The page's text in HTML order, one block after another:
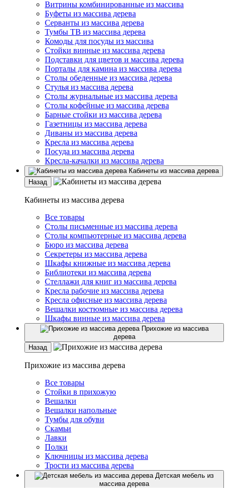
Витрины комбинированные из массива
Буфеты из массива дерева
Серванты из массива дерева
Тумбы ТВ из массива дерева
Комоды для посуды из массива
Стойки винные из массива дерева
Подставки для цветов и массива дерева
Порталы для камина из массива дерева
Столы обеденные из массива дерева
Стулья из массива дерева
Столы журнальные из массива дерева
Столы кофейные из массива дерева
Барные стойки из массива дерева
Газетницы из массива дерева
Диваны из массива дерева
Кресла из массива дерева
Посуда из массива дерева
Кресла-качалки из массива дерева
Кабинеты из массива дерева
Назад
Кабинеты из массива дерева
Все товары
Столы письменные из массива дерева
Столы компьютерные из массива дерева
Бюро из массива дерева
Секретеры из массива дерева
Шкафы книжные из массива дерева
Библиотеки из массива дерева
Стеллажи для книг из массива дерева
Кресла рабочие из массива дерева
Кресла офисные из массива дерева
Вешалки костюмные из массива дерева
Шкафы винные из массива дерева
Прихожие из массива
дерева
Назад
Прихожие из массива дерева
Все товары
Стойки в прихожую
Вешалки
Вешалки напольные
Тумбы для обуви
Скамьи
Лавки
Полки
Ключницы из массива дерева
Трости из массива дерева
Детская мебель из
массива дерева